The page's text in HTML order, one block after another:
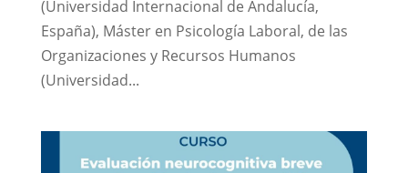
(Universidad Internacional de Andalucía,
España), Máster en Psicología Laboral, de las
Organizaciones y Recursos Humanos
(Universidad...